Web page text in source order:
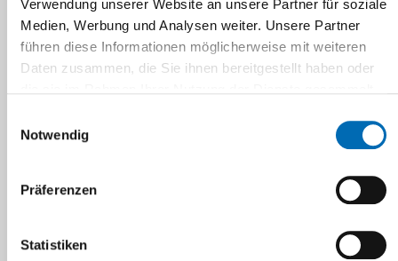
Verwendung unserer Website an unsere Partner für soziale
Medien, Werbung und Analysen weiter. Unsere Partner
führen diese Informationen möglicherweise mit weiteren
Daten zusammen, die Sie ihnen bereitgestellt haben oder
Notwendig
Präferenzen
Statistiken
Der Bereich Projektmanagement Bau
unterstützt das Universitätsklinikum
Neubau- und Umbaumaßnahmen sowie im
Bereich der Bauinstandhaltung. Wir erbringen
für unseren Bauherrn vielfältige Leistungen im
Bereich: